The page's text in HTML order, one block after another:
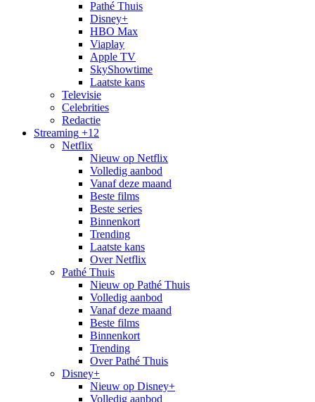
Pathé Thuis
Disney+
HBO Max
Viaplay
Apple TV
SkyShowtime
Laatste kans
Televisie
Celebrities
Redactie
Streaming +12
Netflix
Nieuw op Netflix
Volledig aanbod
Vanaf deze maand
Beste films
Beste series
Binnenkort
Trending
Laatste kans
Over Netflix
Pathé Thuis
Nieuw op Pathé Thuis
Volledig aanbod
Vanaf deze maand
Beste films
Binnenkort
Trending
Over Pathé Thuis
Disney+
Nieuw op Disney+
Volledig aanbod